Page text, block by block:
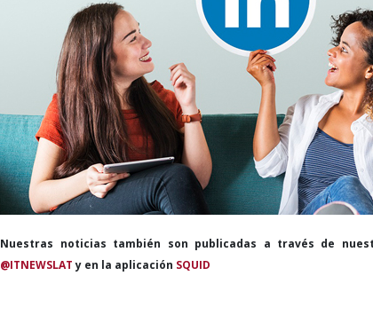
Nuestras noticias también son publicadas a través de
@ITNEWSLATy en la aplicación SQUID